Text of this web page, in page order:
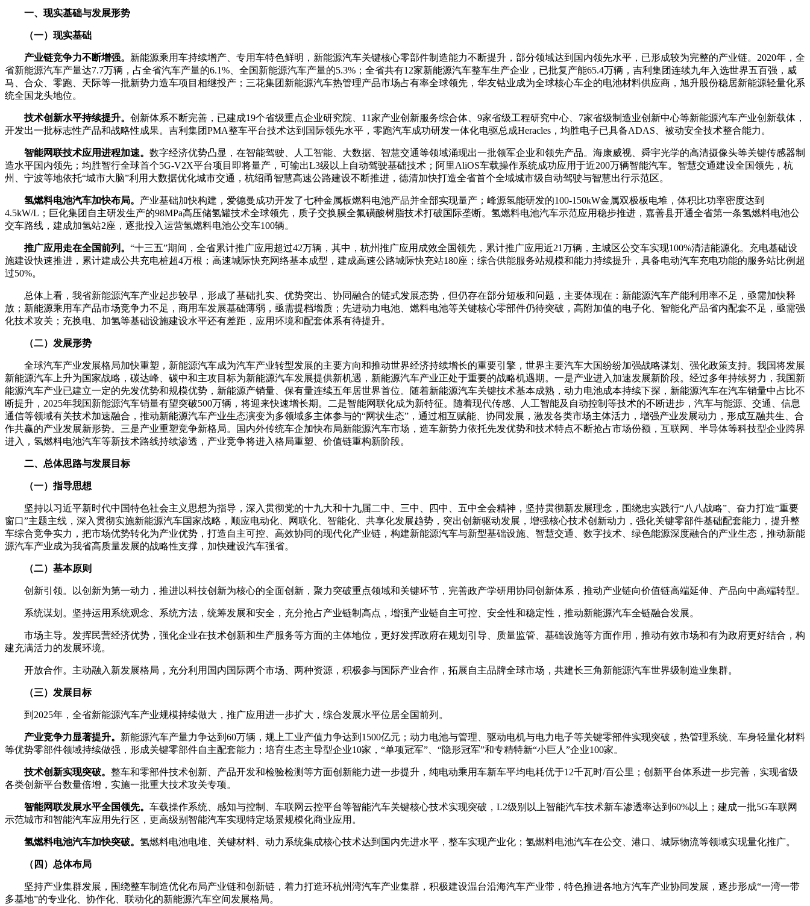
一、现实基础与发展形势
（一）现实基础
产业链竞争力不断增强。 新能源乘用车持续增产、专用车特色鲜明，新能源汽车关键核心零部件制造能力不断提升，部分领域达到国内领先水平，已形成较为完整的产业链。2020年，全
省新能源汽车产量达7.7万辆，占全省汽车产量的6.1%、全国新能源汽车产量的5.3%；全省共有12家新能源汽车整车生产企业，已批复产能65.4万辆，吉利集团连续九年入选世界五百强，威
马、合众、零跑、天际等一批新势力造车项目相继投产；三花集团新能源汽车热管理产品市场占有率全球领先，华友钴业成为全球核心车企的电池材料供应商，旭升股份稳居新能源轻量化系
统全国龙头地位。
技术创新水平持续提升。 创新体系不断完善，已建成19个省级重点企业研究院、11家产业创新服务综合体、9家省级工程研究中心、7家省级制造业创新中心等新能源汽车产业创新载体，
开发出一批标志性产品和战略性成果。吉利集团PMA整车平台技术达到国际领先水平，零跑汽车成功研发一体化电驱总成Heracles，均胜电子已具备ADAS、被动安全技术整合能力。
智能网联技术应用进程加速。 数字经济优势凸显，在智能驾驶、人工智能、大数据、智慧交通等领域涌现出一批领军企业和领先产品。海康威视、舜宇光学的高清摄像头等关键传感器制
造水平国内领先；均胜智行全球首个5G-V2X平台项目即将量产，可输出L3级以上自动驾驶基础技术；阿里AliOS车载操作系统成功应用于近200万辆智能汽车。智慧交通建设全国领先，杭
州、宁波等地依托“城市大脑”利用大数据优化城市交通，杭绍甬智慧高速公路建设不断推进，德清加快打造全省首个全域城市级自动驾驶与智慧出行示范区。
氢燃料电池汽车加快布局。 产业基础加快构建，爱德曼成功开发了七种金属板燃料电池产品并全部实现量产；峰源氢能研发的100-150kW金属双极板电堆，体积比功率密度达到
4.5kW/L；巨化集团自主研发生产的98MPa高压储氢罐技术全球领先，质子交换膜全氟磺酸树脂技术打破国际垄断。氢燃料电池汽车示范应用稳步推进，嘉善县开通全省第一条氢燃料电池公
交车路线，建成加氢站2座，逐批投入运营氢燃料电池公交车100辆。
推广应用走在全国前列。 “十三五”期间，全省累计推广应用超过42万辆，其中，杭州推广应用成效全国领先，累计推广应用近21万辆，主城区公交车实现100%清洁能源化。充电基础设
施建设快速推进，累计建成公共充电桩超4万根；高速城际快充网络基本成型，建成高速公路城际快充站180座；综合供能服务站规模和能力持续提升，具备电动汽车充电功能的服务站比例超
过50%。
总体上看，我省新能源汽车产业起步较早，形成了基础扎实、优势突出、协同融合的链式发展态势，但仍存在部分短板和问题，主要体现在：新能源汽车产能利用率不足，亟需加快释
放；新能源乘用车产品市场竞争力不足，商用车发展基础薄弱，亟需提档增质；先进动力电池、燃料电池等关键核心零部件仍待突破，高附加值的电子化、智能化产品省内配套不足，亟需强
化技术攻关；充换电、加氢等基础设施建设水平还有差距，应用环境和配套体系有待提升。
（二）发展形势
全球汽车产业发展格局加快重塑，新能源汽车成为汽车产业转型发展的主要方向和推动世界经济持续增长的重要引擎，世界主要汽车大国纷纷加强战略谋划、强化政策支持。我国将发展
新能源汽车上升为国家战略，碳达峰、碳中和主攻目标为新能源汽车发展提供新机遇，新能源汽车产业正处于重要的战略机遇期。一是产业进入加速发展新阶段。经过多年持续努力，我国新
能源汽车产业已建立一定的先发优势和规模优势，新能源产销量、保有量连续五年居世界首位。随着新能源汽车关键技术基本成熟，动力电池成本持续下探，新能源汽车在汽车销量中占比不
断提升，2025年我国新能源汽车销量有望突破500万辆，将迎来快速增长期。二是智能网联化成为新特征。随着现代传感、人工智能及自动控制等技术的不断进步，汽车与能源、交通、信息
通信等领域有关技术加速融合，推动新能源汽车产业生态演变为多领域多主体参与的“网状生态”，通过相互赋能、协同发展，激发各类市场主体活力，增强产业发展动力，形成互融共生、合
作共赢的产业发展新形势。三是产业重塑竞争新格局。国内外传统车企加快布局新能源汽车市场，造车新势力依托先发优势和技术特点不断抢占市场份额，互联网、半导体等科技型企业跨界
进入，氢燃料电池汽车等新技术路线持续渗透，产业竞争将进入格局重塑、价值链重构新阶段。
二、总体思路与发展目标
（一）指导思想
坚持以习近平新时代中国特色社会主义思想为指导，深入贯彻党的十九大和十九届二中、三中、四中、五中全会精神，坚持贯彻新发展理念，围绕忠实践行“八八战略”、奋力打造“重要
窗口”主题主线，深入贯彻实施新能源汽车国家战略，顺应电动化、网联化、智能化、共享化发展趋势，突出创新驱动发展，增强核心技术创新动力，强化关键零部件基础配套能力，提升整
车综合竞争实力，把市场优势转化为产业优势，打造自主可控、高效协同的现代化产业链，构建新能源汽车与新型基础设施、智慧交通、数字技术、绿色能源深度融合的产业生态，推动新能
源汽车产业成为我省高质量发展的战略性支撑，加快建设汽车强省。
（二）基本原则
创新引领。以创新为第一动力，推进以科技创新为核心的全面创新，聚力突破重点领域和关键环节，完善政产学研用协同创新体系，推动产业链向价值链高端延伸、产品向中高端转型。
系统谋划。坚持运用系统观念、系统方法，统筹发展和安全，充分抢占产业链制高点，增强产业链自主可控、安全性和稳定性，推动新能源汽车全链融合发展。
市场主导。发挥民营经济优势，强化企业在技术创新和生产服务等方面的主体地位，更好发挥政府在规划引导、质量监管、基础设施等方面作用，推动有效市场和有为政府更好结合，构
建充满活力的发展环境。
开放合作。主动融入新发展格局，充分利用国内国际两个市场、两种资源，积极参与国际产业合作，拓展自主品牌全球市场，共建长三角新能源汽车世界级制造业集群。
（三）发展目标
到2025年，全省新能源汽车产业规模持续做大，推广应用进一步扩大，综合发展水平位居全国前列。
产业竞争力显著提升。 新能源汽车产量力争达到60万辆，规上工业产值力争达到1500亿元；动力电池与管理、驱动电机与电力电子等关键零部件实现突破，热管理系统、车身轻量化材料
等优势零部件领域持续做强，形成关键零部件自主配套能力；培育生态主导型企业10家，“单项冠军”、“隐形冠军”和专精特新“小巨人”企业100家。
技术创新实现突破。 整车和零部件技术创新、产品开发和检验检测等方面创新能力进一步提升，纯电动乘用车新车平均电耗优于12千瓦时/百公里；创新平台体系进一步完善，实现省级
各类创新平台数量倍增，实施一批重大技术攻关专项。
智能网联发展水平全国领先。 车载操作系统、感知与控制、车联网云控平台等智能汽车关键核心技术实现突破，L2级别以上智能汽车技术新车渗透率达到60%以上；建成一批5G车联网
示范城市和智能汽车应用先行区，更高级别智能汽车实现特定场景规模化商业应用。
氢燃料电池汽车加快突破。 氢燃料电池电堆、关键材料、动力系统集成核心技术达到国内先进水平，整车实现产业化；氢燃料电池汽车在公交、港口、城际物流等领域实现量化推广。
（四）总体布局
坚持产业集群发展，围绕整车制造优化布局产业链和创新链，着力打造环杭州湾汽车产业集群，积极建设温台沿海汽车产业带，特色推进各地方汽车产业协同发展，逐步形成“一湾一带
多基地”的专业化、协作化、联动化的新能源汽车空间发展格局。